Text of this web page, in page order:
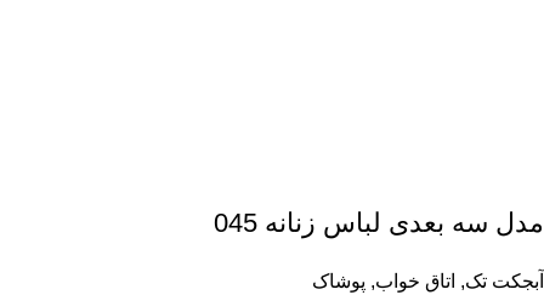
مدل سه بعدی لباس زنانه 045
آبجکت تک, اتاق خواب, پوشاک